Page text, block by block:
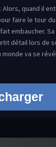
Alors, quand il
faire le tour
embaucher.
détail lors de
va se